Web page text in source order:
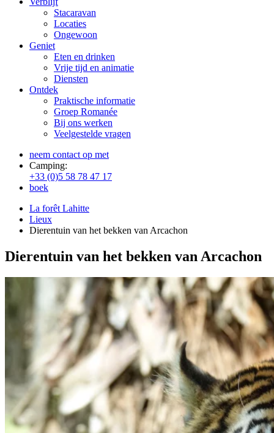
Stacaravan
Locaties
Ongewoon
Geniet
Eten en drinken
Vrije tijd en animatie
Diensten
Ontdek
Praktische informatie
Groep Romanée
Bij ons werken
Veelgestelde vragen
neem contact op met
Camping:
+33 (0)5 58 78 47 17
boek
La forêt Lahitte
Lieux
Dierentuin van het bekken van Arcachon
Dierentuin van het bekken van Arcachon